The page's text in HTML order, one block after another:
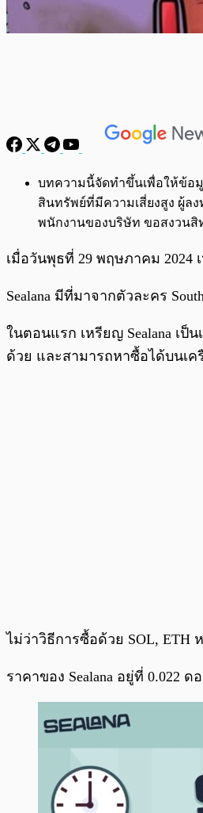
พร้อมเล่น
บทความนี้จัดทำขึ้นเพื่อให้ข้อมู
สินทรัพย์ที่มีความเสี่ยงสูง ผู้ล
พนักงานของบริษัท ขอสงวนสิ
เมื่อวันพุธที่ 29 พฤษภาคม 2024
Sealana มีที่มาจากตัวละคร
ในตอนแรก เหรียญ Sealana เป็
ด้วย และสามารถหาซื้อได้บนเค
ไม่ว่าวิธีการซื้อด้วย SOL,
ราคาของ Sealana อยู่ที่ 0.022